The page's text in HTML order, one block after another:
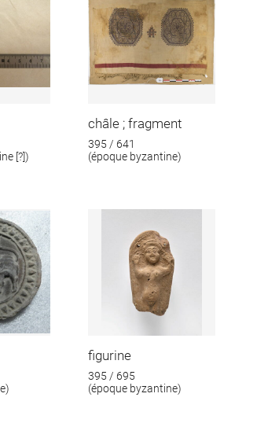
[?])
châle ; fragment
395 / 641
(époque byzantine)
figurine
395 / 695
(époque byzantine)